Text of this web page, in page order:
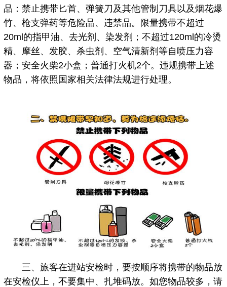
品：禁止携带匕首、弹簧刀及其他管制刀具以及烟花爆
竹、枪支弹药等危险品、违禁品。限量携带不超过
20ml的指甲油、去光剂、染发剂；不超过120ml的冷烫
精、摩丝、发胶、杀虫剂、空气清新剂等自喷压力容
器；安全火柴2小盒；普通打火机2个。违规携带上述
物品，将依照国家相关法律法规进行处理。
三、旅客在进站安检时，要按顺序将携带的物品放
在安检仪上，不要集中、扎堆码放。如您物品较多，请